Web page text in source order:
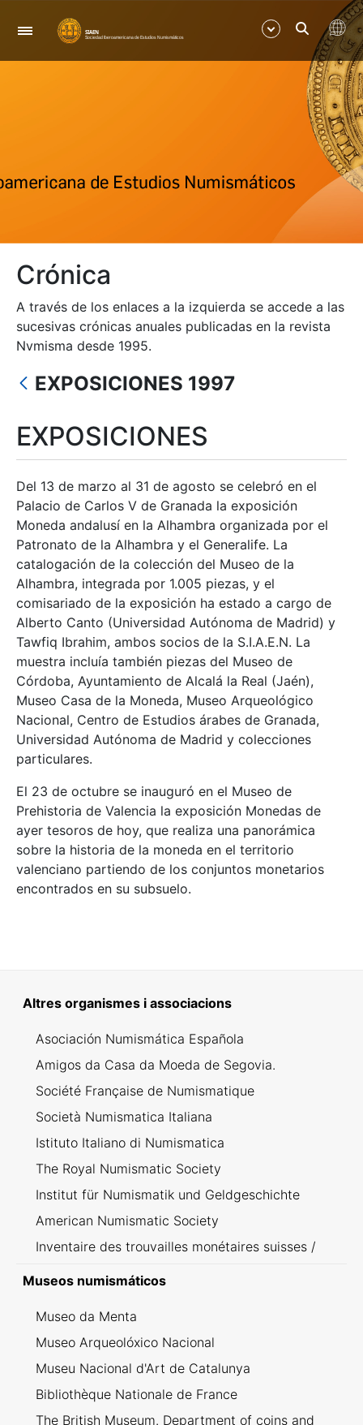
Navegación
Mostrar/Ocultar
Mostrar/Ocultar
Mostrar/Ocultar
Crónica
A través de los enlaces a la izquierda se accede a las
sucesivas crónicas anuales publicadas en la revista
Nvmisma desde 1995.
EXPOSICIONES 1997
EXPOSICIONES
Del 13 de marzo al 31 de agosto se celebró en el
Palacio de Carlos V de Granada la exposición
Moneda andalusí en la Alhambra organizada por el
Patronato de la Alhambra y el Generalife. La
catalogación de la colección del Museo de la
Alhambra, integrada por 1.005 piezas, y el
comisariado de la exposición ha estado a cargo de
Alberto Canto (Universidad Autónoma de Madrid) y
Tawfiq Ibrahim, ambos socios de la S.I.A.E.N. La
muestra incluía también piezas del Museo de
Córdoba, Ayuntamiento de Alcalá la Real (Jaén),
Museo Casa de la Moneda, Museo Arqueológico
Nacional, Centro de Estudios árabes de Granada,
Universidad Autónoma de Madrid y colecciones
particulares.
El 23 de octubre se inauguró en el Museo de
Prehistoria de Valencia la exposición Monedas de
ayer tesoros de hoy, que realiza una panorámica
sobre la historia de la moneda en el territorio
valenciano partiendo de los conjuntos monetarios
encontrados en su subsuelo.
Altres organismes i associacions
Asociación Numismática Española
Amigos da Casa da Moeda de Segovia.
Société Française de Numismatique
Società Numismatica Italiana
Istituto Italiano di Numismatica
The Royal Numismatic Society
Institut für Numismatik und Geldgeschichte
American Numismatic Society
Inventaire des trouvailles monétaires suisses /
Museos numismáticos
Museo da Menta
Museo Arqueolóxico Nacional
Museu Nacional d'Art de Catalunya
Bibliothèque Nationale de France
The British Museum. Department of coins and